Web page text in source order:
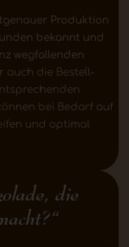
Produktion
bekannt und
wegfallenden
auch die Bestell-
bei Bedarf auf
und optimal
die